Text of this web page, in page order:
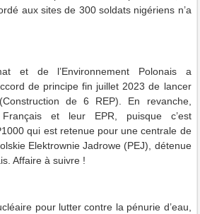
aux sites de 300 soldats nigériens n’a
et de l’Environnement Polonais a
de principe fin juillet 2023 de lancer
de 6 REP). En revanche,
et leur EPR, puisque c’est
qui est retenue pour une centrale de
Elektrownie Jadrowe (PEJ), détenue
Affaire à suivre !
pour lutter contre la pénurie d’eau,